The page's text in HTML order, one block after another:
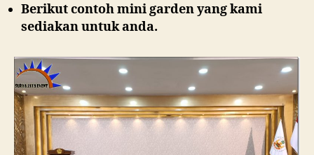
Berikut contoh mini garden yang kami
sediakan untuk anda.